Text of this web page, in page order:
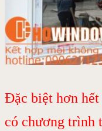
Đặc biệt hơn
có chương trình